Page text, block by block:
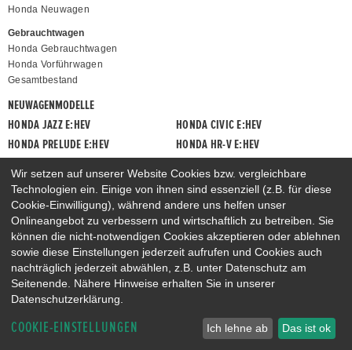
Honda Neuwagen
Gebrauchtwagen
Honda Gebrauchtwagen
Honda Vorführwagen
Gesamtbestand
NEUWAGENMODELLE
HONDA JAZZ E:HEV
HONDA CIVIC E:HEV
HONDA PRELUDE E:HEV
HONDA HR-V E:HEV
Wir setzen auf unserer Website Cookies bzw. vergleichbare
Technologien ein. Einige von ihnen sind essenziell (z.B. für diese
Cookie-Einwilligung), während andere uns helfen unser
Onlineangebot zu verbessern und wirtschaftlich zu betreiben. Sie
können die nicht-notwendigen Cookies akzeptieren oder ablehnen
sowie diese Einstellungen jederzeit aufrufen und Cookies auch
nachträglich jederzeit abwählen, z.B. unter Datenschutz am
Seitenende. Nähere Hinweise erhalten Sie in unserer
Datenschutzerklärung.
COOKIE-EINSTELLUNGEN Ich lehne ab Das ist ok